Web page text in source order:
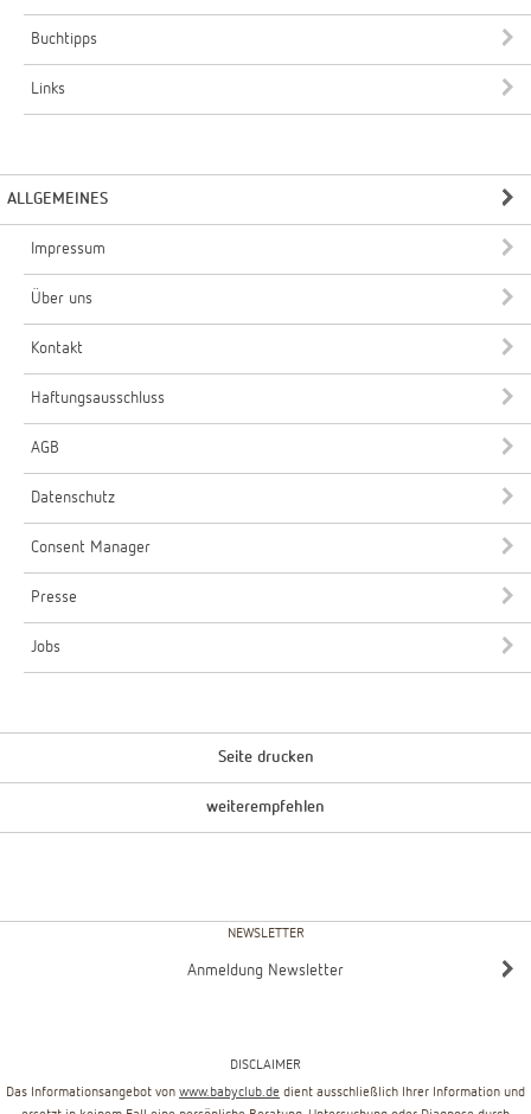
Buchtipps
Links
ALLGEMEINES
Impressum
Über uns
Kontakt
Haftungsausschluss
AGB
Datenschutz
Consent Manager
Presse
Jobs
Seite drucken
weiterempfehlen
NEWSLETTER
Anmeldung Newsletter
DISCLAIMER
Das Informationsangebot von www.babyclub.de dient ausschließlich Ihrer Information und